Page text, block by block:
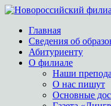
Главная
Сведения об
Абитуриенту
О филиале
Наши
О нас пишут
Основные